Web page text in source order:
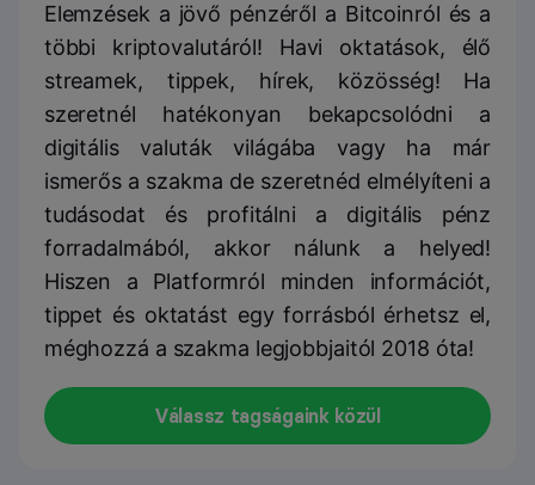
Elemzések a jövő pénzéről a Bitcoinról és a
többi kriptovalutáról! Havi oktatások, élő
streamek, tippek, hírek, közösség! Ha
szeretnél hatékonyan bekapcsolódni a
digitális valuták világába vagy ha már
ismerős a szakma de szeretnéd elmélyíteni a
tudásodat és profitálni a digitális pénz
forradalmából, akkor nálunk a helyed!
Hiszen a Platformról minden információt,
tippet és oktatást egy forrásból érhetsz el,
méghozzá a szakma legjobbjaitól 2018 óta!
Válassz tagságaink közül